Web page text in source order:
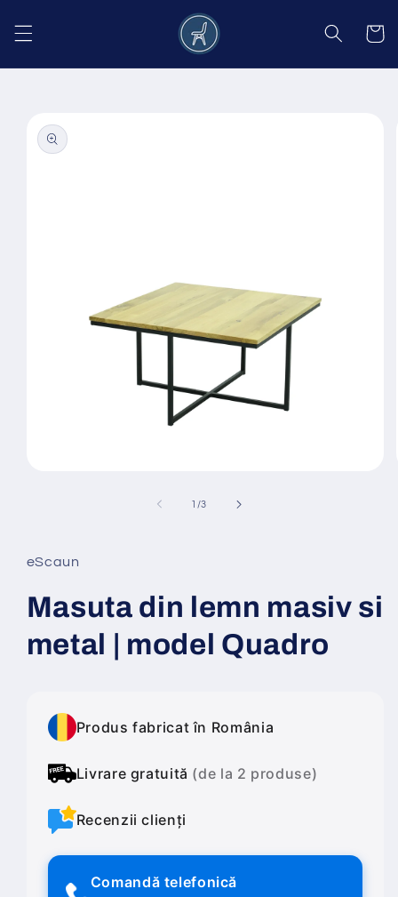
conținut
Coș
informațiile
despre
produs
fereastră
modală
1 /din
3
eScaun
Masuta din lemn masiv si
metal | model Quadro
Produs fabricat în România
Livrare gratuită (de la 2 produse)
Recenzii clienți
Comandă telefonică